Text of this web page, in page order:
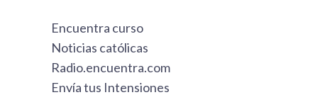
Encuentra curso
Noticias católicas
Radio.encuentra.com
Envía tus Intensiones